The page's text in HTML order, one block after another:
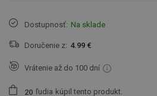
Dostupnosť: Na sklade
Doručenie z: 4.99 €
Vrátenie až do 100 dní
20 ľudia kúpil tento produkt.